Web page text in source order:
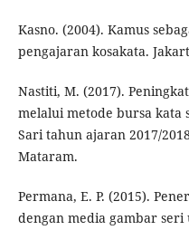
Kasno. (2004). Kamus
pengajaran kosakata.
Nastiti, M. (2017).
melalui metode bursa kata
Sari tahun ajaran 2017/
Mataram.
Permana, E. P. (2015).
dengan media gambar